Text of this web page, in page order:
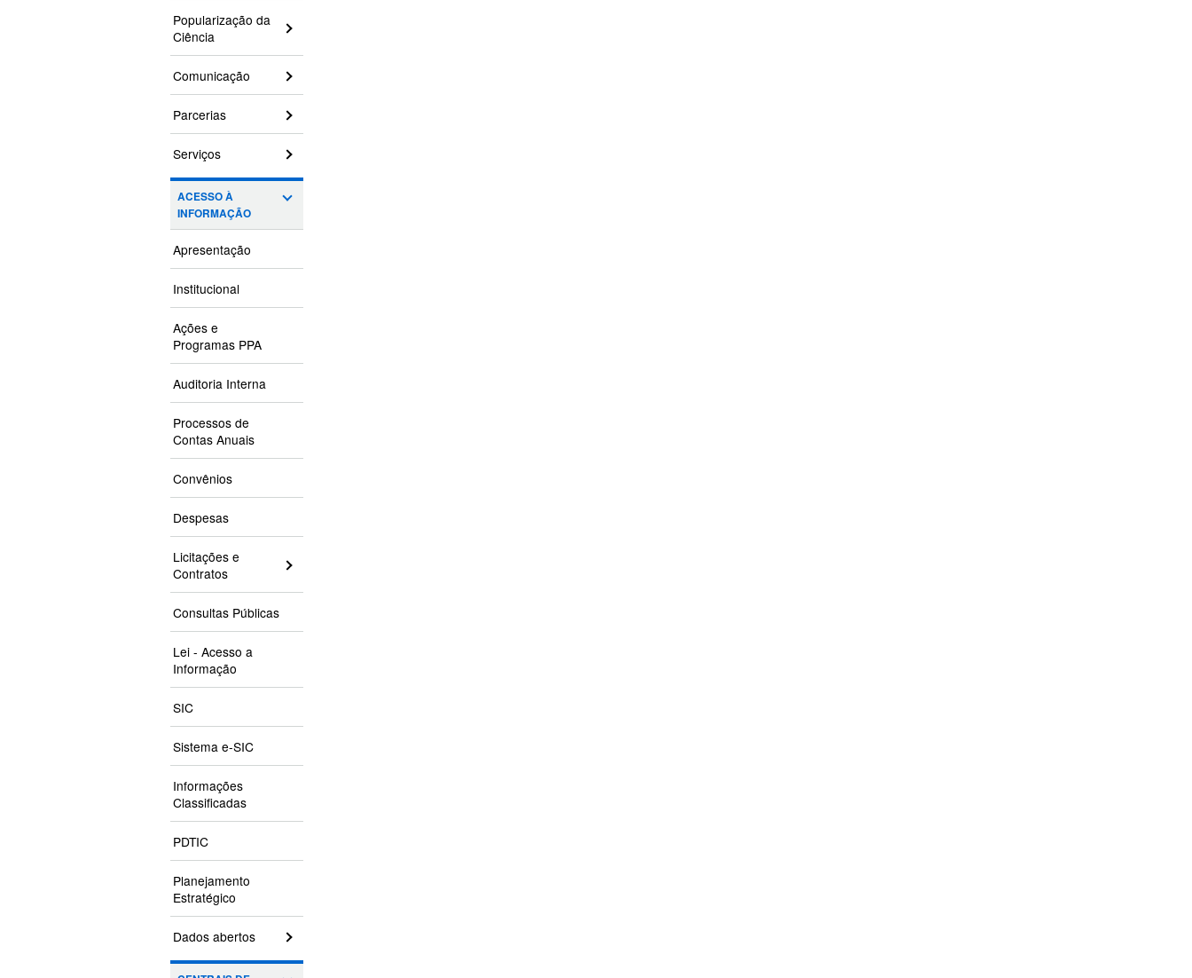
Popularização da
Ciência
Comunicação
Parcerias
Serviços
ACESSO À
INFORMAÇÃO
Apresentação
Institucional
Ações e
Programas PPA
Auditoria Interna
Processos de
Contas Anuais
Convênios
Despesas
Licitações e
Contratos
Consultas Públicas
Lei - Acesso a
Informação
SIC
Sistema e-SIC
Informações
Classificadas
PDTIC
Planejamento
Estratégico
Dados abertos